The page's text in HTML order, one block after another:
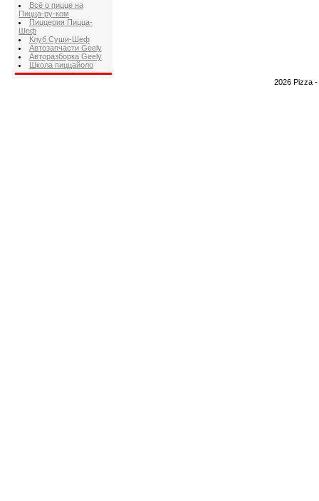
Всё о пицце на
Пицца-ру-ком
Пиццерия Пицца-
Шеф
Клуб Суши-Шеф
Автозапчасти Geely
Авторазборка Geely
Школа пиццайоло
2026 Pizza